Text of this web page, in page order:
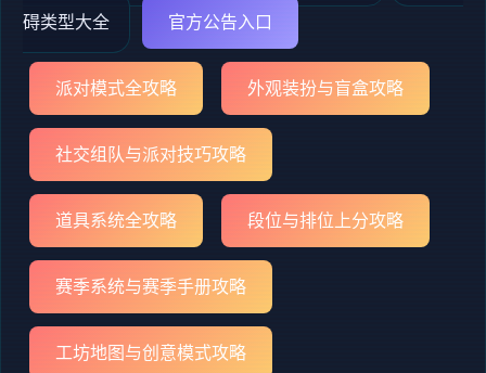
碍类型大全 官方公告入口
派对模式全攻略 外观装扮与盲盒攻略
社交组队与派对技巧攻略
道具系统全攻略 段位与排位上分攻略
赛季系统与赛季手册攻略
工坊地图与创意模式攻略